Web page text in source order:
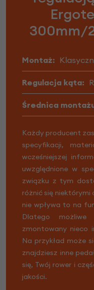
300mm/
Montaż:
Regulacja kąta:
Średnica
Każdy producent
specyfikacji,
wcześniejszej
uwzględnione w
związku z tym
różnić się niektórymi
nie wpływa to na
Dlatego
zmontowany nieco
Na przykład może
znajdziesz inne
się, Twój rower i
jakości.